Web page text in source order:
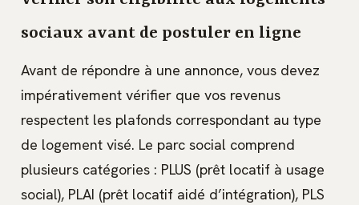
sociaux avant de postuler en ligne
Avant de répondre à une annonce, vous devez
impérativement vérifier que vos revenus
respectent les plafonds correspondant au type
de logement visé. Le parc social comprend
plusieurs catégories : PLUS (prêt locatif à usage
social), PLAI (prêt locatif aidé d’intégration), PLS